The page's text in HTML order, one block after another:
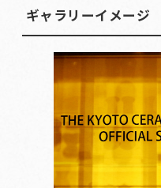
ギャラリーイメージ